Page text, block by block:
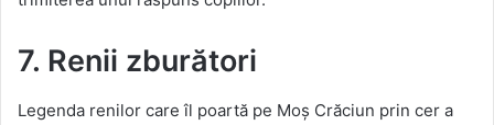
7. Renii zburători
Legenda renilor care îl poartă pe Moș Crăciun prin cer a